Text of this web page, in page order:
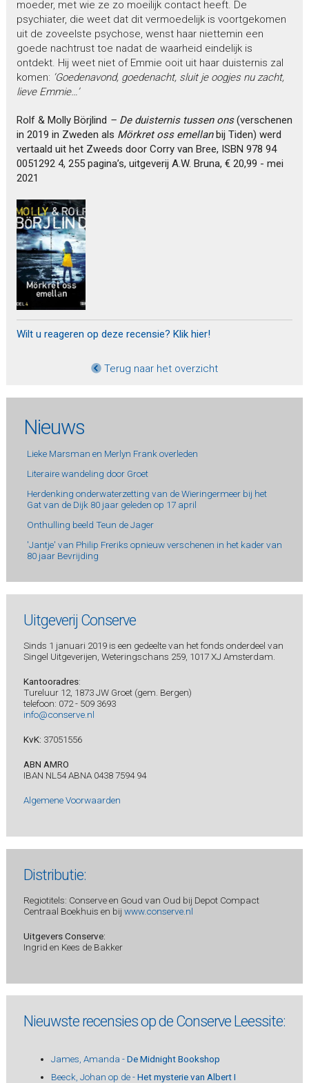
moeder, met wie ze zo moeilijk contact heeft. De
psychiater, die weet dat dit vermoedelijk is voortgekomen
uit de zoveelste psychose, wenst haar niettemin een
goede nachtrust toe nadat de waarheid eindelijk is
ontdekt. Hij weet niet of Emmie ooit uit haar duisternis zal
komen: ‘Goedenavond, goedenacht, sluit je oogjes nu zacht,
lieve Emmie…’
Rolf & Molly Börjlind – De duisternis tussen ons(verschenen
in 2019 in Zweden als Mörkret oss emellanbij Tiden) werd
vertaald uit het Zweeds door Corry van Bree, ISBN 978 94
0051292 4, 255 pagina’s, uitgeverij A.W. Bruna, € 20,99 - mei
2021
Wilt u reageren op deze recensie? Klik hier!
Terug naar het overzicht
Nieuws
Lieke Marsman en Merlyn Frank overleden
Literaire wandeling door Groet
Herdenking onderwaterzetting van de Wieringermeer bij het
Gat van de Dijk 80 jaar geleden op 17 april
Onthulling beeld Teun de Jager
'Jantje' van Philip Freriks opnieuw verschenen in het kader van
80 jaar Bevrijding
Uitgeverij Conserve
Sinds 1 januari 2019 is een gedeelte van het fonds onderdeel van
Singel Uitgeverijen, Weteringschans 259, 1017 XJ Amsterdam.
Kantooradres:
Tureluur 12, 1873 JW Groet (gem. Bergen)
telefoon: 072 - 509 3693
info@conserve.nl
KvK: 37051556
ABN AMRO
IBAN NL54 ABNA 0438 7594 94
Algemene Voorwaarden
Distributie:
Regiotitels: Conserve en Goud van Oud bij Depot Compact
Centraal Boekhuis en bij www.conserve.nl
Uitgevers Conserve:
Ingrid en Kees de Bakker
Nieuwste recensies op de Conserve Leessite:
James, Amanda -De Midnight Bookshop
Beeck, Johan op de -Het mysterie van Albert I